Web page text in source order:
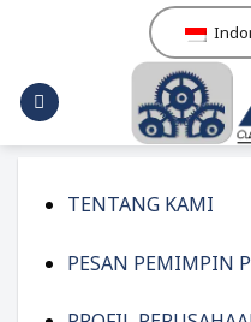
TENTANG KAMI
PESAN PEMIMPIN